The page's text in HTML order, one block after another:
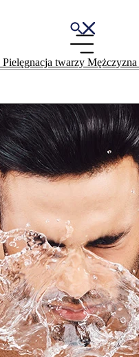
Pielęgnacja twarzy Mężczyzna